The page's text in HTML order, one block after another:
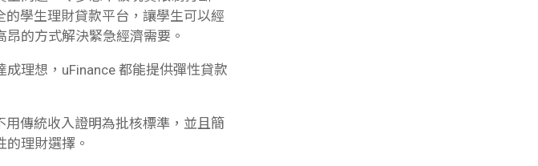
學生理財貸款平台，讓學生可以經
的方式解決緊急經濟需要。
理想，uFinance 都能提供彈性貸款
傳統收入證明為批核標準，並且簡
理財選擇。